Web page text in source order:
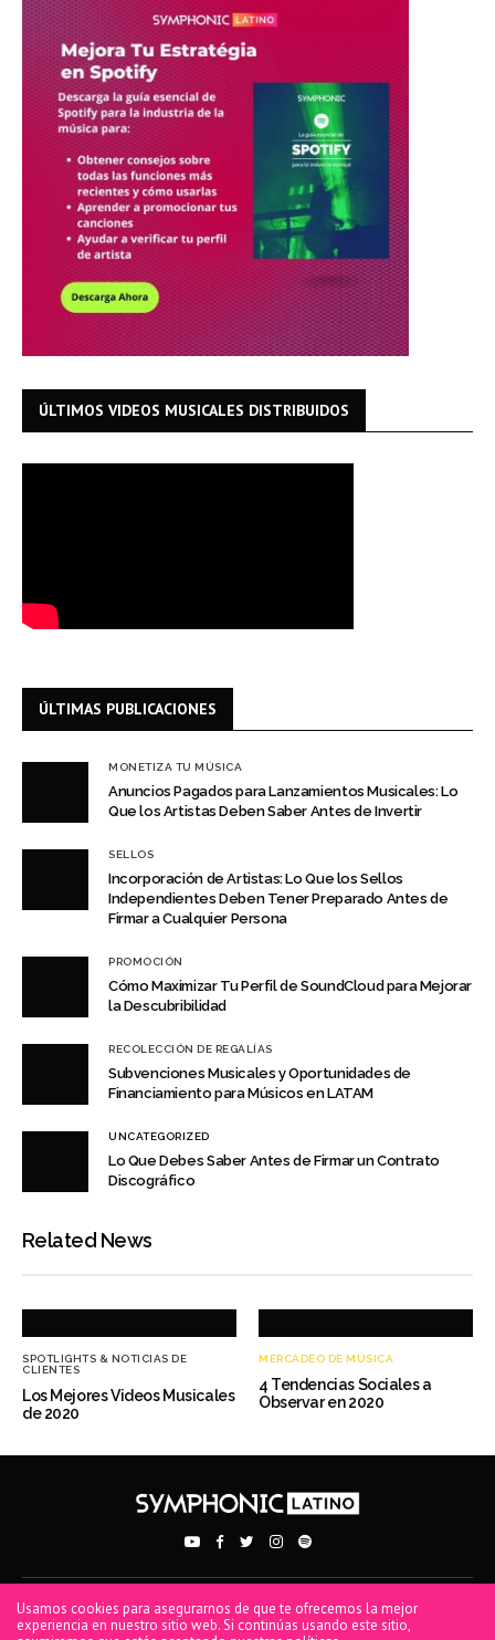
ÚLTIMOS VIDEOS MUSICALES DISTRIBUIDOS
ÚLTIMAS PUBLICACIONES
MONETIZA TU MÚSICA
Anuncios Pagados para Lanzamientos Musicales: Lo
Que los Artistas Deben Saber Antes de Invertir
SELLOS
Incorporación de Artistas: Lo Que los Sellos
Independientes Deben Tener Preparado Antes de
Firmar a Cualquier Persona
PROMOCIÓN
Cómo Maximizar Tu Perfil de SoundCloud para Mejorar
la Descubribilidad
RECOLECCIÓN DE REGALÍAS
Subvenciones Musicales y Oportunidades de
Financiamiento para Músicos en LATAM
UNCATEGORIZED
Lo Que Debes Saber Antes de Firmar un Contrato
Discográfico
Related News
SPOTLIGHTS & NOTICIAS DE
CLIENTES
Los Mejores Videos Musicales
de 2020
MERCADEO DE MÚSICA
4 Tendencias Sociales a
Observar en 2020
PRIVACY POLICY TERMS OF USE COOKIE POLICY
Usamos cookies para asegurarnos de que te ofrecemos la mejor
experiencia en nuestro sitio web. Si continúas usando este sitio,